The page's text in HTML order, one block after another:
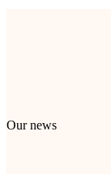
Our news